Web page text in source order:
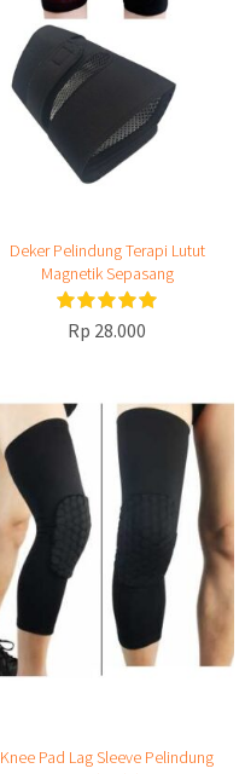
Deker Pelindung Terapi Lutut
Magnetik Sepasang
Rp 28.000
Knee Pad Lag Sleeve Pelindung